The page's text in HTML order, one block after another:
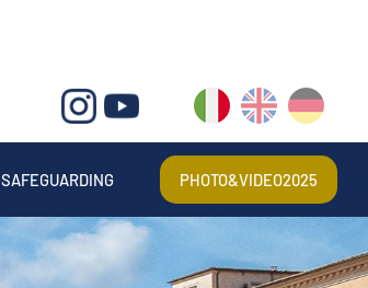
SAFEGUARDING PHOTO&VIDEO2025